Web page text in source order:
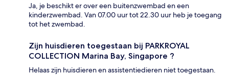
Ja, je beschikt er over een buitenzwembad en een
kinderzwembad. Van 07.00 uur tot 22.30 uur heb je toegang
tot het zwembad.
Zijn huisdieren toegestaan bij PARKROYAL
COLLECTION Marina Bay, Singapore ?
Helaas zijn huisdieren en assistentiedieren niet toegestaan.